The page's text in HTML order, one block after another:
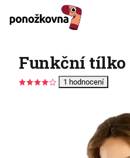
Funkční tílko
1 hodnocení